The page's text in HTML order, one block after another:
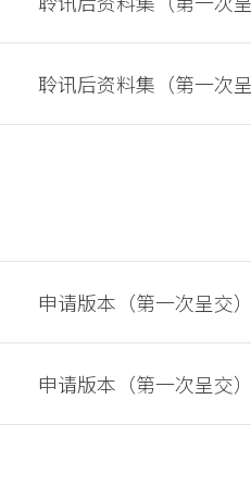
聆讯后资料集（第一次呈
申请版本（第一次呈交）
申请版本（第一次呈交）